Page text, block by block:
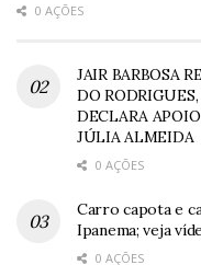
0 AÇÕES
JAIR BARBOSA
DO
DECLARA
JÚLIA ALMEIDA
0 AÇÕES
Carro capota e
Ipanema; veja
0 AÇÕES